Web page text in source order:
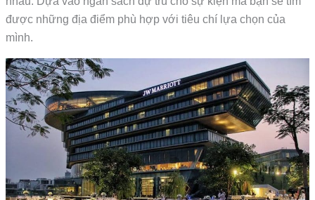
được những địa điểm phù hợp với tiêu chí lựa chọn của
mình.